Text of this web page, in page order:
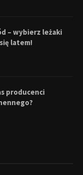
– wybierz leżaki
latem!
producenci